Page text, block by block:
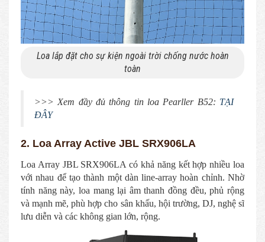
Loa lắp đặt cho sự kiện ngoài trời chống nước hoàn
toàn
>>> Xem đầy đủ thông tin loa Pearller B52: TẠI
ĐÂY
2. Loa Array Active JBL SRX906LA
Loa Array JBL SRX906LA có khả năng kết hợp nhiều loa
với nhau để tạo thành một dàn line-array hoàn chỉnh. Nhờ
tính năng này, loa mang lại âm thanh đồng đều, phủ rộng
và mạnh mẽ, phù hợp cho sân khấu, hội trường, DJ, nghệ sĩ
lưu diễn và các không gian lớn, rộng.